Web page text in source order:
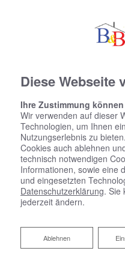
Diese Webseite
Ihre Zustimmung
Wir verwenden auf dieser
Technologien, um Ihnen
Nutzungserlebnis zu
Cookies auch ablehnen
technisch notwendigen
Informationen, sowie eine
und eingesetzten
Datenschutzerklärung. Sie
jederzeit ändern.
Ablehnen
Ablehnen